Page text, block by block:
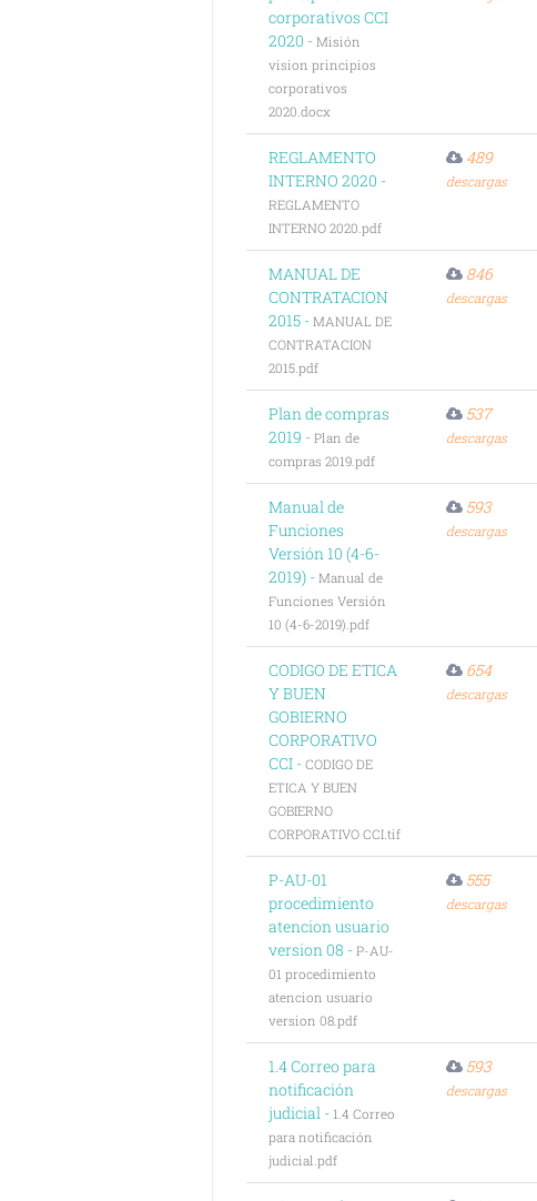
corporativos CCI
2020 - Misión
vision principios
corporativos
2020.docx
REGLAMENTO
INTERNO 2020 -
REGLAMENTO
INTERNO 2020.pdf
489
descargas
MANUAL DE
CONTRATACION
2015 - MANUAL DE
CONTRATACION
2015.pdf
846
descargas
Plan de compras
2019 - Plan de
compras 2019.pdf
537
descargas
Manual de
Funciones
Versión 10 (4-6-
2019) - Manual de
Funciones Versión
10 (4-6-2019).pdf
593
descargas
CODIGO DE ETICA
Y BUEN
GOBIERNO
CORPORATIVO
CCI - CODIGO DE
ETICA Y BUEN
GOBIERNO
CORPORATIVO CCI.tif
654
descargas
P-AU-01
procedimiento
atencion usuario
version 08 - P-AU-
01 procedimiento
atencion usuario
version 08.pdf
555
descargas
1.4 Correo para
notificación
judicial - 1.4 Correo
para notificación
judicial.pdf
593
descargas